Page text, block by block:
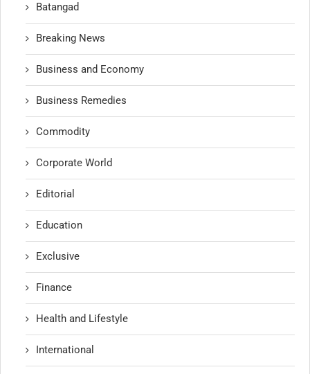
Batangad
Breaking News
Business and Economy
Business Remedies
Commodity
Corporate World
Editorial
Education
Exclusive
Finance
Health and Lifestyle
International